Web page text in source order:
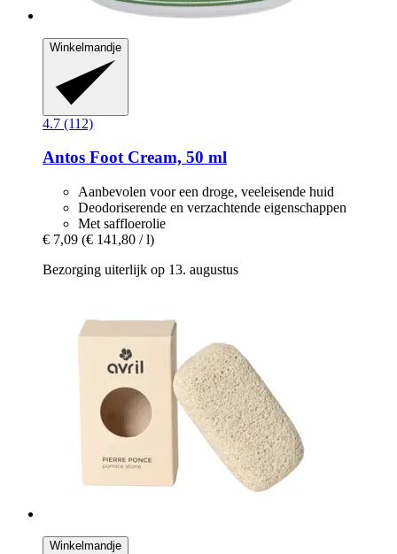
Winkelmandje
4.7 (112)
Antos Foot Cream, 50 ml
Aanbevolen voor een droge, veeleisende huid
Deodoriserende en verzachtende eigenschappen
Met saffloerolie
€ 7,09 (€ 141,80 / l)
Bezorging uiterlijk op 13. augustus
Winkelmandje